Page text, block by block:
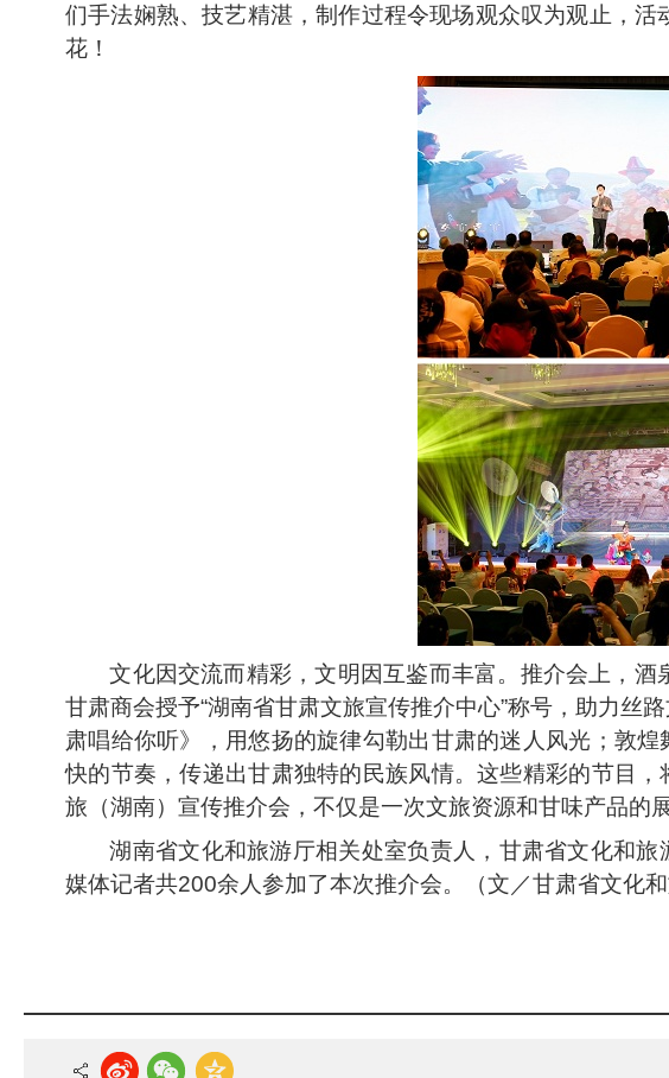
们手法娴熟、技艺精湛，制作过程令现场观众叹为观止，活
花！
文化因交流而精彩，文明因互鉴而丰富。推介会上，
甘肃商会授予“湖南省甘肃文旅宣传推介中心”称号，助力丝
肃唱给你听》，用悠扬的旋律勾勒出甘肃的迷人风光；敦
快的节奏，传递出甘肃独特的民族风情。这些精彩的节目
旅（湖南）宣传推介会，不仅是一次文旅资源和甘味产品的
湖南省文化和旅游厅相关处室负责人，甘肃省文化和
媒体记者共200余人参加了本次推介会。（文／甘肃省文化